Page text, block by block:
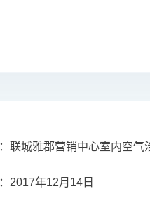
：联城雅郡营销中心室内空气
：2017年12月14日